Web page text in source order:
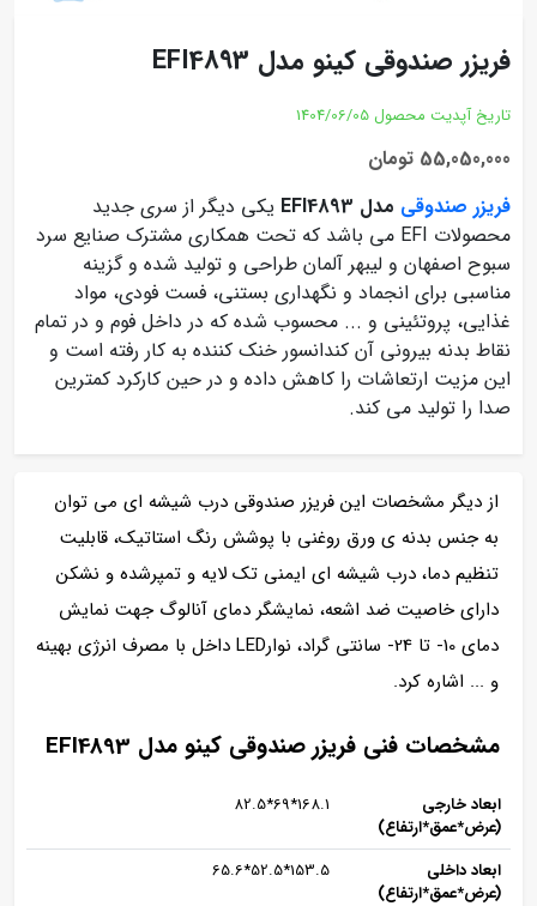
فریزر صندوقی کینو مدل EFI4893
تاریخ آپدیت محصول 1404/06/05
55,050,000 تومان
فریزر صندوقی مدل EFI4893
یکی دیگر از سری جدید
محصولات EFI می باشد که تحت همکاری مشترک صنایع سرد
سبوح اصفهان و لیبهر آلمان طراحی و تولید شده و گزینه
مناسبی برای انجماد و نگهداری بستنی، فست فودی، مواد
غذایی، پروتئینی و ... محسوب شده که در داخل فوم و در تمام
نقاط بدنه بیرونی آن کندانسور خنک کننده به کار رفته است و
این مزیت ارتعاشات را کاهش داده و در حین کارکرد کمترین
صدا را تولید می کند.
از دیگر مشخصات این فریزر صندوقی درب شیشه ای می توان
به جنس بدنه ی ورق روغنی با پوشش رنگ استاتیک، قابلیت
تنظیم دما، درب شیشه ای ایمنی تک لایه و تمپرشده و نشکن
دارای خاصیت ضد اشعه، نمایشگر دمای آنالوگ جهت نمایش
دمای 10- تا 24- سانتی گراد، نوارLED داخل با مصرف انرژی بهینه
و ... اشاره کرد.
مشخصات فنی فریزر صندوقی کینو مدل EFI4893
ابعاد خارجی
(عرض*عمق*ارتفاع)
168.1*69*82.5
ابعاد داخلی
(عرض*عمق*ارتفاع)
153.5*52.5*65.6